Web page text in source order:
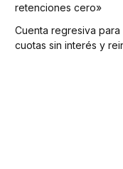
retenciones cero»
Cuenta regresiva para
cuotas sin interés y